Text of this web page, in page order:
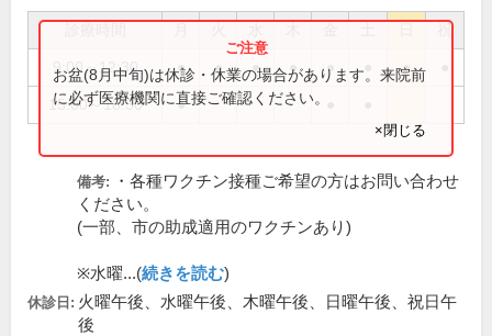
祝
9:00～12:30 ● ● ● ● ● ●
15:00～18:30 ●
お盆(8月中旬)は休診・休業の場合があります。来院前
に必ず医療機関に直接ご確認ください。
×閉じる
備考:
・各種ワクチン接種ご希望の方はお問い合わせ
ください。
(一部、市の助成適用のワクチンあり)
※水曜...(続きを読む)
休診日: 火曜午後、水曜午後、木曜午後、日曜午後、祝日午
後